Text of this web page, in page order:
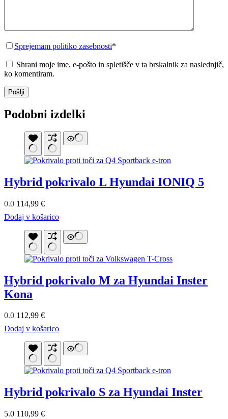
Sprejemam politiko zasebnosti*
Shrani moje ime, e-pošto in spletišče v ta brskalnik za naslednjič,
ko komentiram.
Pošlji
Podobni izdelki
Hybrid pokrivalo L Hyundai IONIQ 5
0.0 114,99 €
Dodaj v košarico
Hybrid pokrivalo M za Hyundai Inster
Kona
0.0 112,99 €
Dodaj v košarico
Hybrid pokrivalo S za Hyundai Inster
5.0 110,99 €